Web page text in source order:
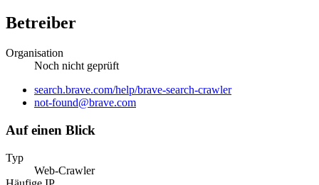
Betreiber
Organisation
Noch nicht geprüft
Website
search.brave.com/help/brave-search-crawler
E-
not-found@brave.com
Auf einen Blick
Typ
Web-Crawler